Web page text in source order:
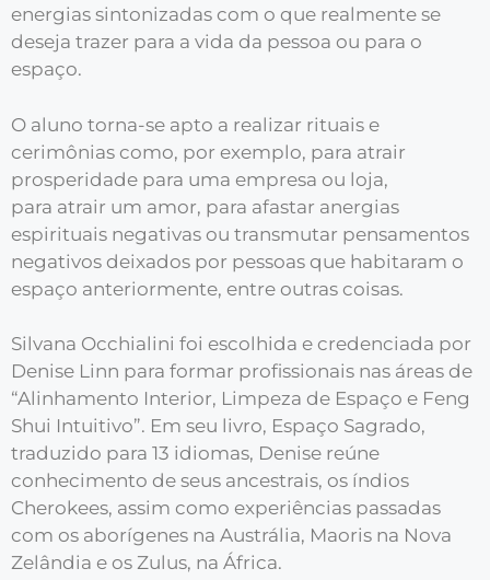
energias sintonizadas com o que realmente se
deseja trazer para a vida da pessoa ou para o
espaço.
O aluno torna-se apto a realizar rituais e
cerimônias como, por exemplo, para atrair
prosperidade para uma empresa ou loja,
para atrair um amor, para afastar anergias
espirituais negativas ou transmutar pensamentos
negativos deixados por pessoas que habitaram o
espaço anteriormente, entre outras coisas.
Silvana Occhialini foi escolhida e credenciada por
Denise Linn para formar profissionais nas áreas de
“Alinhamento Interior, Limpeza de Espaço e Feng
Shui Intuitivo”. Em seu livro, Espaço Sagrado,
traduzido para 13 idiomas, Denise reúne
conhecimento de seus ancestrais, os índios
Cherokees, assim como experiências passadas
com os aborígenes na Austrália, Maoris na Nova
Zelândia e os Zulus, na África.